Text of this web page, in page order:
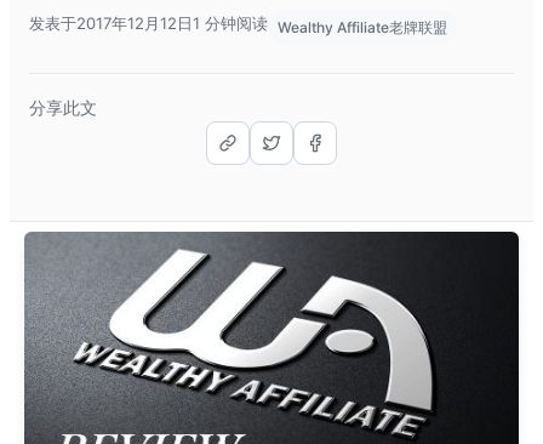
发表于2017年12月12日1 分钟阅读 Wealthy Affiliate老牌联盟
分享此文